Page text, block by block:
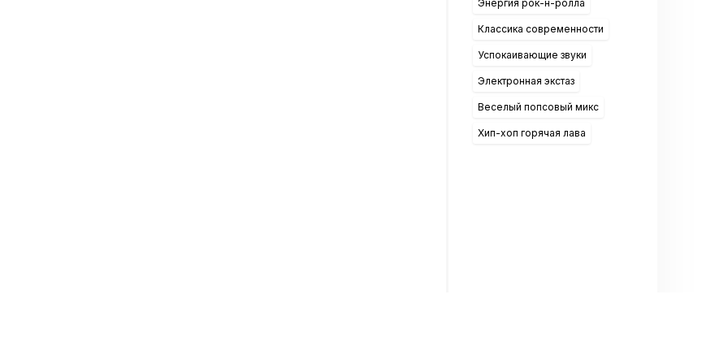
Энергия рок-н-ролла
Классика современности
Успокаивающие звуки
Электронная экстаз
Веселый попсовый микс
Хип-хоп горячая лава